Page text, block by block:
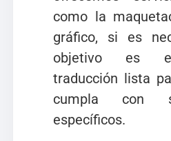
como la
gráfico, si es
objetivo es
traducción lista
cumpla con
específicos.